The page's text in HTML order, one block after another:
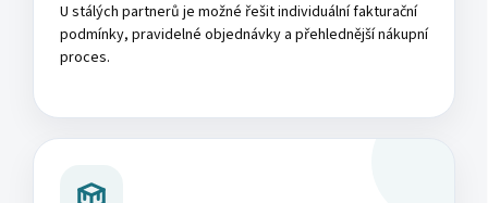
U stálých partnerů je možné řešit individuální fakturační
podmínky, pravidelné objednávky a přehlednější nákupní
proces.